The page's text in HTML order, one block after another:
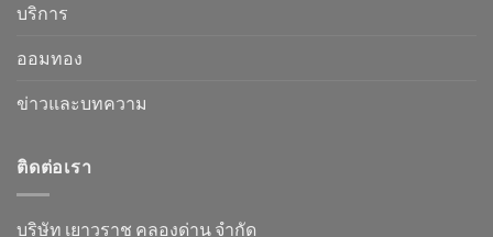
บริการ
ออมทอง
ข่าวและบทความ
ติดต่อเรา
บริษัท เยาวราช คลองด่าน จำกัด